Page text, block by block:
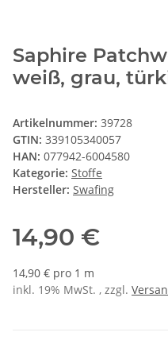
Saphire
weiß, grau,
Artikelnummer: 39728
GTIN: 339105340057
HAN: 077942-6004580
Kategorie: Stoffe
Hersteller: Swafing
14,90 €
14,90 € pro 1 m
inkl. 19% MwSt. , zzgl.